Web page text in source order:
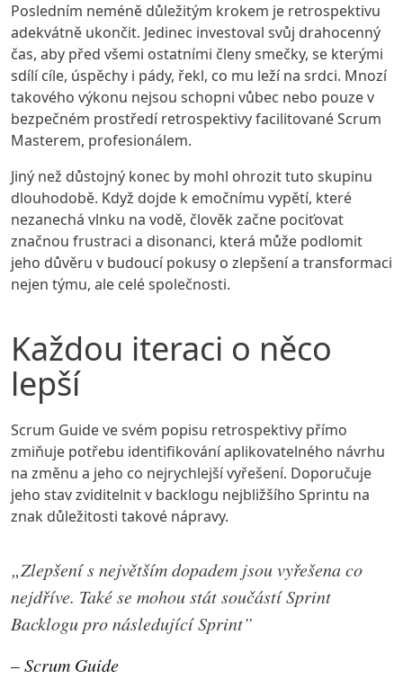
Posledním neméně důležitým krokem je retrospektivu
adekvátně ukončit. Jedinec investoval svůj drahocenný
čas, aby před všemi ostatními členy smečky, se kterými
sdílí cíle, úspěchy i pády, řekl, co mu leží na srdci. Mnozí
takového výkonu nejsou schopni vůbec nebo pouze v
bezpečném prostředí retrospektivy facilitované Scrum
Masterem, profesionálem.
Jiný než důstojný konec by mohl ohrozit tuto skupinu
dlouhodobě. Když dojde k emočnímu vypětí, které
nezanechá vlnku na vodě, člověk začne pociťovat
značnou frustraci a disonanci, která může podlomit
jeho důvěru v budoucí pokusy o zlepšení a transformaci
nejen týmu, ale celé společnosti.
Každou iteraci o něco
lepší
Scrum Guide ve svém popisu retrospektivy přímo
zmiňuje potřebu identifikování aplikovatelného návrhu
na změnu a jeho co nejrychlejší vyřešení. Doporučuje
jeho stav zviditelnit v backlogu nejbližšího Sprintu na
znak důležitosti takové nápravy.
„Zlepšení s největším dopadem jsou vyřešena co
nejdříve. Také se mohou stát součástí Sprint
Backlogu pro následující Sprint”
– Scrum Guide